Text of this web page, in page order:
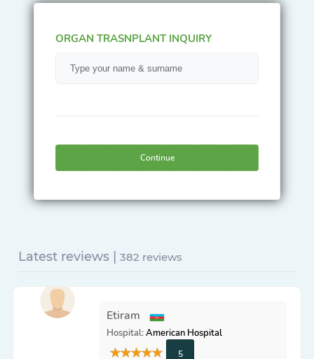
ORGAN TRASNPLANT INQUIRY
Continue
Latest reviews | 382 reviews
Etiram
Hospital:American Hospital
5